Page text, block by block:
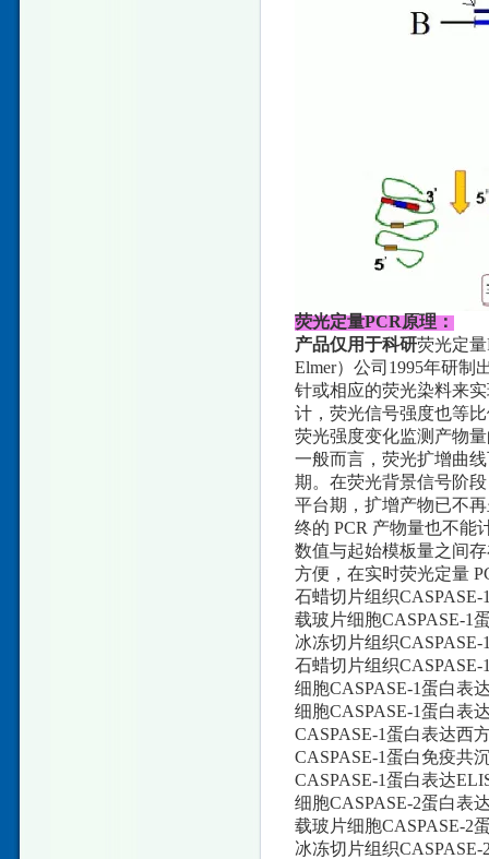
荧光定量PCR原理：
产品仅用于科研荧光定量
Elmer）公司1995年研制
针或相应的荧光染料来
计，荧光信号强度也等
荧光强度变化监测产物
一般而言，荧光扩增曲
期。在荧光背景信号阶
平台期，扩增产物已不
终的 PCR 产物量也不能
数值与起始模板量之间
方便，在实时荧光定量
石蜡切片组织
载玻片细胞CASPASE-
冰冻切片组织
石蜡切片组织
细胞CASPASE-1蛋白
细胞CASPASE-1蛋白
CASPASE-1蛋白表达
CASPASE-1蛋白免疫
CASPASE-1蛋白表达
细胞CASPASE-2蛋白
载玻片细胞CASPASE-
冰冻切片组织